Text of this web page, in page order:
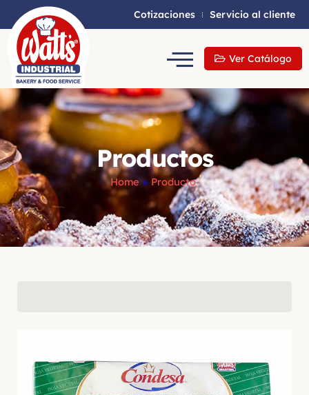
Cotizaciones Servicio al cliente
Ver Catálogo
Productos
Home » Producto